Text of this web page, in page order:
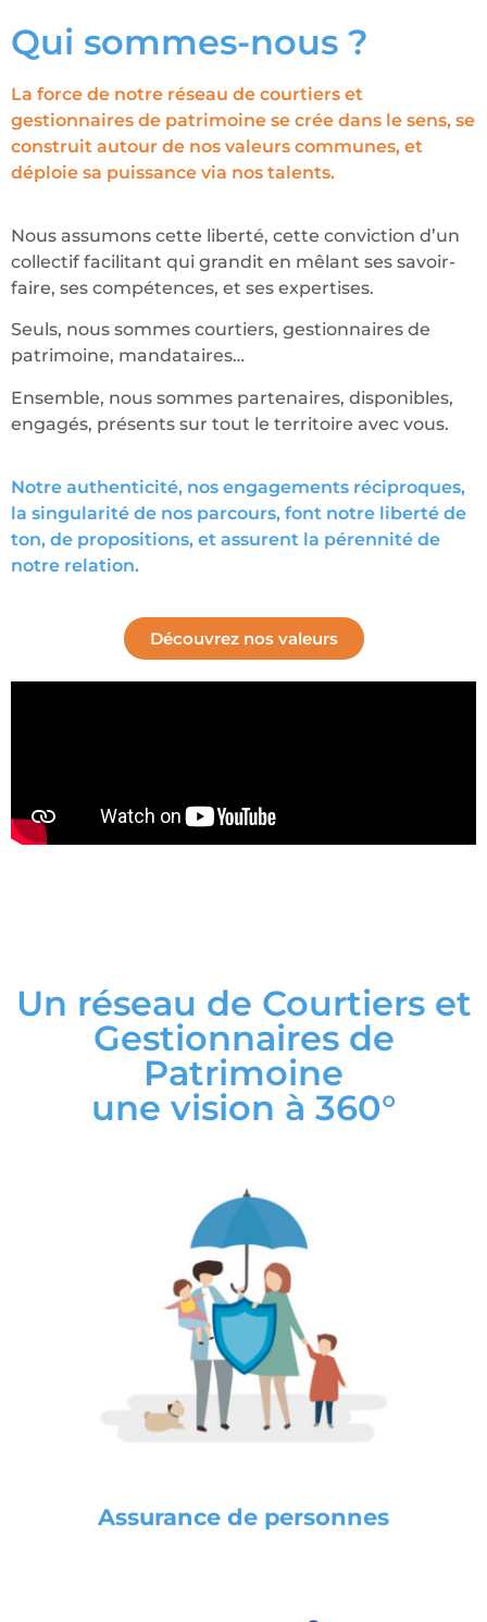
Qui sommes-nous ?
La force de notre réseau de courtiers et
gestionnaires de patrimoine se crée dans le sens, se
construit autour de nos valeurs communes, et
déploie sa puissance via nos talents.
Nous assumons cette liberté, cette conviction d’un
collectif facilitant qui grandit en mêlant ses savoir-
faire, ses compétences, et ses expertises.
Seuls, nous sommes courtiers, gestionnaires de
patrimoine, mandataires…
Ensemble, nous sommes partenaires, disponibles,
engagés, présents sur tout le territoire avec vous.
Notre authenticité, nos engagements réciproques,
la singularité de nos parcours, font notre liberté de
ton, de propositions, et assurent la pérennité de
notre relation.
Découvrez nos valeurs
Un réseau de Courtiers et
Gestionnaires de
Patrimoine
une vision à 360°
Assurance de personnes
Conseiller - Adapter
Assurance des personnes pour les entreprises
et les particuliers. Protection sociale des
salariés, des indépendants et des entreprises.
Santé et Prévoyance des séniors.
Découvrir nos assurances de
personnes